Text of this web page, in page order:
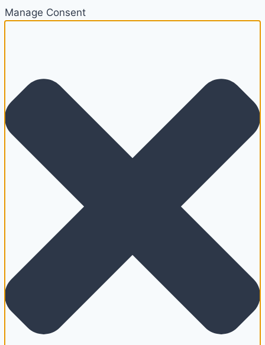
Manage Consent